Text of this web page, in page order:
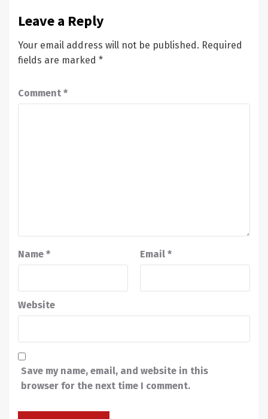
Leave a Reply
Your email address will not be published. Required
fields are marked *
Comment *
Name * Email *
Website
Save my name, email, and website in this
browser for the next time I comment.